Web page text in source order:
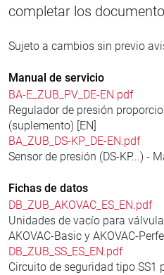
completar los
Sujeto a cambios sin previo
Manual de servicio
BA-E_ZUB_PV_DE-EN.pdf
Regulador de presión
(suplemento) [EN]
BA_ZUB_DS-KP_DE-EN.pdf
Sensor de presión (DS-KP...) -
Fichas de datos
DB_ZUB_AKOVAC_ES_EN.pdf
Unidades de vacío para
AKOVAC-Basic y AKOVAC-
DB_ZUB_SS_ES_EN.pdf
Circuito de seguridad tipo SS1